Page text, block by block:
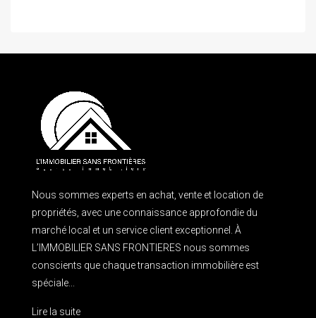
Nous sommes experts en achat, vente et location de
propriétés, avec une connaissance approfondie du
marché local et un service client exceptionnel. À
L’IMMOBILIER SANS FRONTIERES nous sommes
conscients que chaque transaction immobilière est
spéciale...
Lire la suite